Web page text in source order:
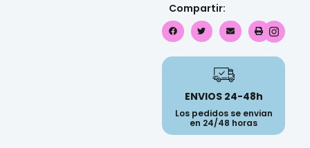
Compartir:
ENVIOS 24-48h
Los pedidos se envian
en 24/48 horas